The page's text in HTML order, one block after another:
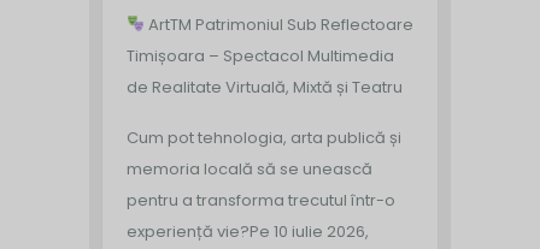
ArtTM Patrimoniul Sub Reflectoare
Timișoara – Spectacol Multimedia
de Realitate Virtuală, Mixtă și Teatru
Cum pot tehnologia, arta publică și
memoria locală să se unească
pentru a transforma trecutul într-o
experiență vie?Pe 10 iulie 2026,